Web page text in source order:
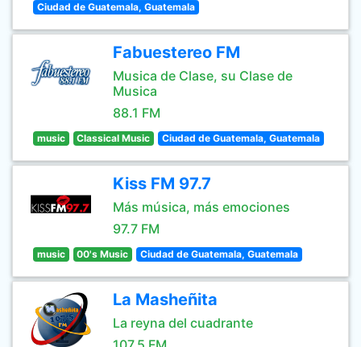
Ciudad de Guatemala, Guatemala
Fabuestereo FM
Musica de Clase, su Clase de
Musica
88.1 FM
music Classical Music Ciudad de Guatemala, Guatemala
Kiss FM 97.7
Más música, más emociones
97.7 FM
music 00's Music Ciudad de Guatemala, Guatemala
La Masheñita
La reyna del cuadrante